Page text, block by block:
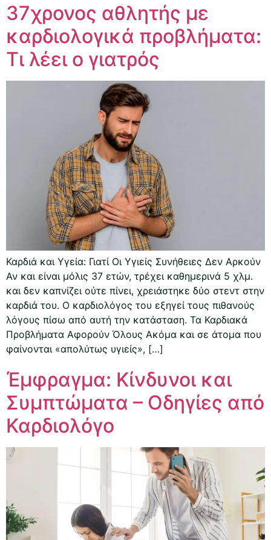
37χρονος αθλητής με
καρδιολογικά προβλήματα:
Τι λέει ο γιατρός
Καρδιά και Υγεία: Γιατί Οι Υγιείς Συνήθειες Δεν Αρκούν
Αν και είναι μόλις 37 ετών, τρέχει καθημερινά 5 χλμ.
και δεν καπνίζει ούτε πίνει, χρειάστηκε δύο στεντ στην
καρδιά του. Ο καρδιολόγος του εξηγεί τους πιθανούς
λόγους πίσω από αυτή την κατάσταση. Τα Καρδιακά
Προβλήματα Αφορούν Όλους Ακόμα και σε άτομα που
φαίνονται «απολύτως υγιείς», […]
Έμφραγμα: Κίνδυνοι και
Συμπτώματα – Οδηγίες από
Καρδιολόγο